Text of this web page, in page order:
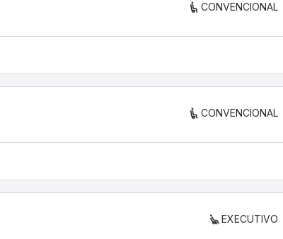
CONVENCIONAL
CONVENCIONAL
EXECUTIVO